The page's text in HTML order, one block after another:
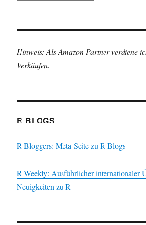
Hinweis: Als Amazon-Partner verdiene
Verkäufen.
R BLOGS
R Bloggers: Meta-Seite zu R Blogs
R Weekly: Ausführlicher internationaler
Neuigkeiten zu R